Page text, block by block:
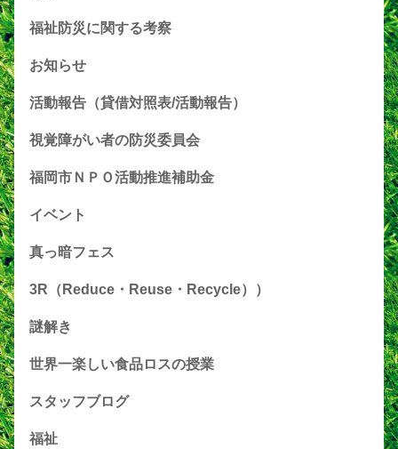
福祉防災に関する考察
お知らせ
活動報告（貸借対照表/活動報告）
視覚障がい者の防災委員会
福岡市ＮＰＯ活動推進補助金
イベント
真っ暗フェス
3R（Reduce・Reuse・Recycle））
謎解き
世界一楽しい食品ロスの授業
スタッフブログ
福祉